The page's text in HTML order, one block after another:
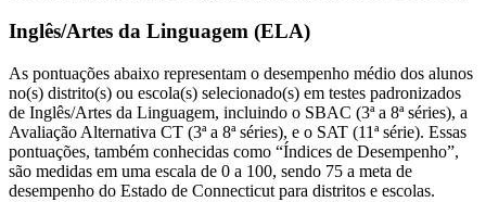
Inglês/Artes da Linguagem (ELA)
As pontuações abaixo representam o desempenho médio dos alunos
no(s) distrito(s) ou escola(s) selecionado(s) em testes padronizados
de Inglês/Artes da Linguagem, incluindo o SBAC (3ª a 8ª séries), a
Avaliação Alternativa CT (3ª a 8ª séries), e o SAT (11ª série). Essas
pontuações, também conhecidas como “Índices de Desempenho”,
são medidas em uma escala de 0 a 100, sendo 75 a meta de
desempenho do Estado de Connecticut para distritos e escolas.